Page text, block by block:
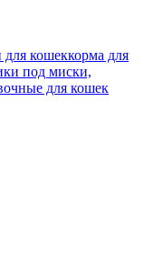
кошеккорма для
под миски,
для кошек